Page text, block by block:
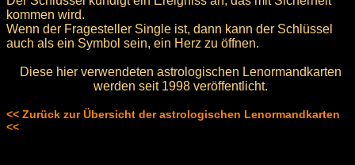
kommen wird.
Wenn der Fragesteller Single ist, dann kann der Schlüssel
auch als ein Symbol sein, ein Herz zu öffnen.
Diese hier verwendeten astrologischen Lenormandkarten
werden seit 1998 veröffentlicht.
<< Zurück zur Übersicht der astrologischen Lenormandkarten
<<